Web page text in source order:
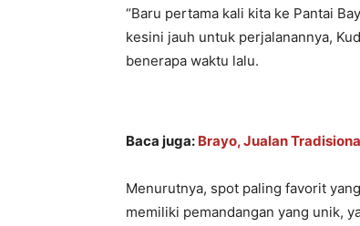
“Baru pertama kali kita ke Pantai
kesini jauh untuk perjalanannya,
benerapa waktu lalu.
Baca juga: Brayo, Jualan
Menurutnya, spot paling favorit
memiliki pemandangan yang unik,